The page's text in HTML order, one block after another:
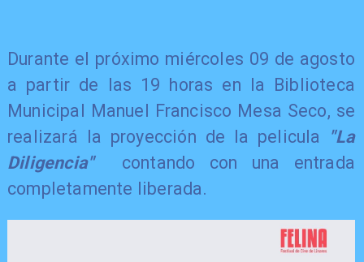
Durante el próximo miércoles 09 de agosto
a partir de las 19 horas en la Biblioteca
Municipal Manuel Francisco Mesa Seco, se
realizará la proyección de la pelicula
"La
Diligencia" contando con una entrada
completamente liberada.